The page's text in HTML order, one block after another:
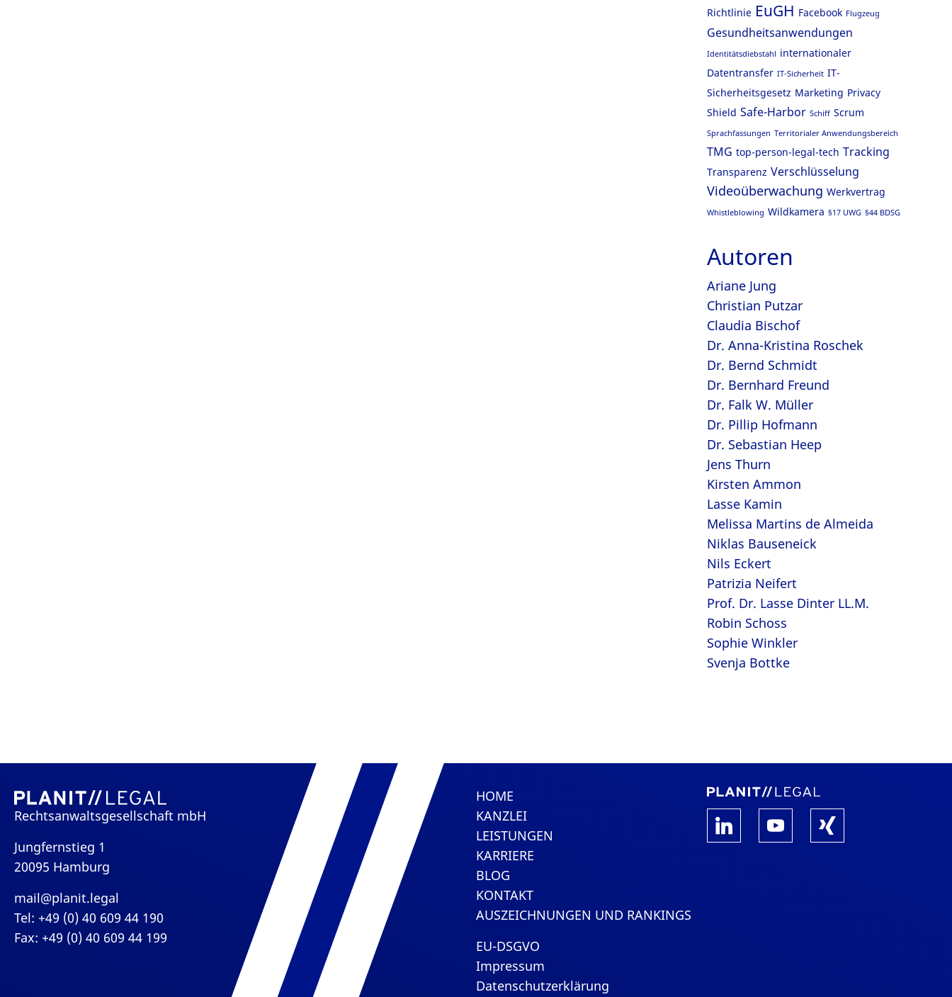
Richtlinie EuGH Facebook Flugzeug
Gesundheitsanwendungen
Identitätsdiebstahl internationaler
Datentransfer IT-Sicherheit IT-
Sicherheitsgesetz Marketing Privacy
Shield Safe-Harbor Schiff Scrum
Sprachfassungen Territorialer Anwendungsbereich
TMG top-person-legal-tech Tracking
Transparenz Verschlüsselung
Videoüberwachung Werkvertrag
Whistleblowing Wildkamera §17 UWG §44 BDSG
Autoren
Ariane Jung
Christian Putzar
Claudia Bischof
Dr. Anna-Kristina Roschek
Dr. Bernd Schmidt
Dr. Bernhard Freund
Dr. Falk W. Müller
Dr. Pillip Hofmann
Dr. Sebastian Heep
Jens Thurn
Kirsten Ammon
Lasse Kamin
Melissa Martins de Almeida
Niklas Bauseneick
Nils Eckert
Patrizia Neifert
Prof. Dr. Lasse Dinter LL.M.
Robin Schoss
Sophie Winkler
Svenja Bottke
Rechtsanwaltsgesellschaft mbH
Jungfernstieg 1
20095 Hamburg
mail@planit.legal
Tel: +49 (0) 40 609 44 190
Fax: +49 (0) 40 609 44 199
HOME
KANZLEI
LEISTUNGEN
KARRIERE
BLOG
KONTAKT
AUSZEICHNUNGEN UND RANKINGS
EU-DSGVO
Impressum
Datenschutzerklärung